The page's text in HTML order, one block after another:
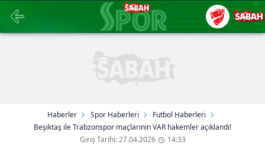
Haberler Spor Haberleri
Futbol Haberleri
Beşiktaş ile Trabzonspor maçlarının VAR hakemler açıklandı!
Giriş Tarihi: 27.04.2026
14:33